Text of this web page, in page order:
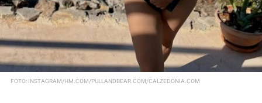
FOTO: INSTAGRAM/HM.COM/PULLANDBEAR.COM/CALZEDONIA.COM